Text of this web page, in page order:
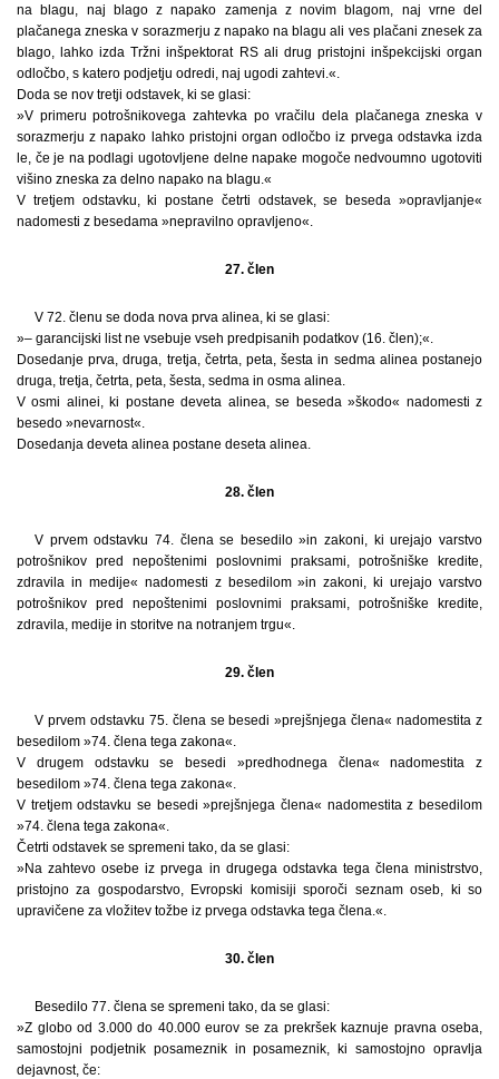
na blagu, naj blago z napako zamenja z novim blagom, naj vrne del
plačanega zneska v sorazmerju z napako na blagu ali ves plačani znesek za
blago, lahko izda Tržni inšpektorat RS ali drug pristojni inšpekcijski organ
odločbo, s katero podjetju odredi, naj ugodi zahtevi.«.
Doda se nov tretji odstavek, ki se glasi:
»V primeru potrošnikovega zahtevka po vračilu dela plačanega zneska v
sorazmerju z napako lahko pristojni organ odločbo iz prvega odstavka izda
le, če je na podlagi ugotovljene delne napake mogoče nedvoumno ugotoviti
višino zneska za delno napako na blagu.«
V tretjem odstavku, ki postane četrti odstavek, se beseda »opravljanje«
nadomesti z besedama »nepravilno opravljeno«.
27. člen
V 72. členu se doda nova prva alinea, ki se glasi:
»– garancijski list ne vsebuje vseh predpisanih podatkov (16. člen);«.
Dosedanje prva, druga, tretja, četrta, peta, šesta in sedma alinea postanejo
druga, tretja, četrta, peta, šesta, sedma in osma alinea.
V osmi alinei, ki postane deveta alinea, se beseda »škodo« nadomesti z
besedo »nevarnost«.
Dosedanja deveta alinea postane deseta alinea.
28. člen
V prvem odstavku 74. člena se besedilo »in zakoni, ki urejajo varstvo
potrošnikov pred nepoštenimi poslovnimi praksami, potrošniške kredite,
zdravila in medije« nadomesti z besedilom »in zakoni, ki urejajo varstvo
potrošnikov pred nepoštenimi poslovnimi praksami, potrošniške kredite,
zdravila, medije in storitve na notranjem trgu«.
29. člen
V prvem odstavku 75. člena se besedi »prejšnjega člena« nadomestita z
besedilom »74. člena tega zakona«.
V drugem odstavku se besedi »predhodnega člena« nadomestita z
besedilom »74. člena tega zakona«.
V tretjem odstavku se besedi »prejšnjega člena« nadomestita z besedilom
»74. člena tega zakona«.
Četrti odstavek se spremeni tako, da se glasi:
»Na zahtevo osebe iz prvega in drugega odstavka tega člena ministrstvo,
pristojno za gospodarstvo, Evropski komisiji sporoči seznam oseb, ki so
upravičene za vložitev tožbe iz prvega odstavka tega člena.«.
30. člen
Besedilo 77. člena se spremeni tako, da se glasi:
»Z globo od 3.000 do 40.000 eurov se za prekršek kaznuje pravna oseba,
samostojni podjetnik posameznik in posameznik, ki samostojno opravlja
dejavnost, če: